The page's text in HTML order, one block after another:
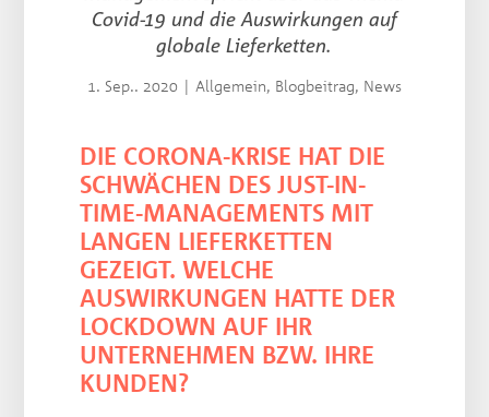
Covid-19 und die Auswirkungen auf
globale Lieferketten.
1. Sep.. 2020 | Allgemein, Blogbeitrag, News
DIE CORONA-KRISE HAT DIE
SCHWÄCHEN DES JUST-IN-
TIME-MANAGEMENTS MIT
LANGEN LIEFERKETTEN
GEZEIGT. WELCHE
AUSWIRKUNGEN HATTE DER
LOCKDOWN AUF IHR
UNTERNEHMEN BZW. IHRE
KUNDEN?